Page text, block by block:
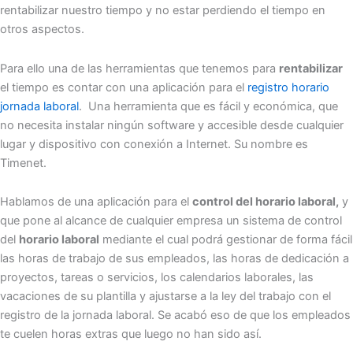
rentabilizar nuestro tiempo y no estar perdiendo el tiempo en
otros aspectos.
Para ello una de las herramientas que tenemos para rentabilizar
el tiempo es contar con una aplicación para el registro horario
jornada laboral. Una herramienta que es fácil y económica, que
no necesita instalar ningún software y accesible desde cualquier
lugar y dispositivo con conexión a Internet. Su nombre es
Timenet.
Hablamos de una aplicación para el control del horario laboral, y
que pone al alcance de cualquier empresa un sistema de control
del horario laboral mediante el cual podrá gestionar de forma fácil
las horas de trabajo de sus empleados, las horas de dedicación a
proyectos, tareas o servicios, los calendarios laborales, las
vacaciones de su plantilla y ajustarse a la ley del trabajo con el
registro de la jornada laboral. Se acabó eso de que los empleados
te cuelen horas extras que luego no han sido así.